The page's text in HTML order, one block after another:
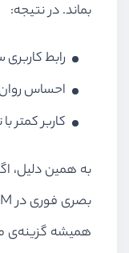
بماند. در نتیجه:
رابط
احساس
کاربر کمتر
همیشه گزینه‌ی